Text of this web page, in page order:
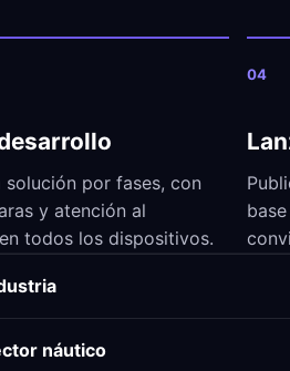
solución por fases, con
y atención al
todos los dispositivos.
04
náutico